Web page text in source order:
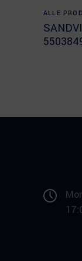
ALLE